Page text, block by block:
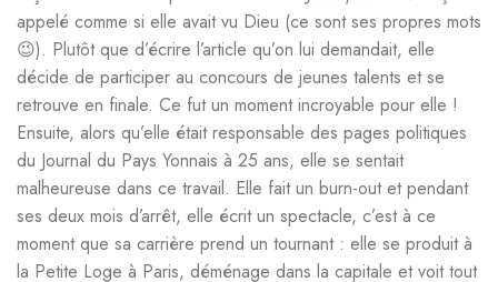
appelé comme si elle avait vu Dieu (ce sont ses propres mots
😉). Plutôt que d’écrire l’article qu’on lui demandait, elle
décide de participer au concours de jeunes talents et se
retrouve en finale. Ce fut un moment incroyable pour elle !
Ensuite, alors qu’elle était responsable des pages politiques
du Journal du Pays Yonnais à 25 ans, elle se sentait
malheureuse dans ce travail. Elle fait un burn-out et pendant
ses deux mois d’arrêt, elle écrit un spectacle, c’est à ce
moment que sa carrière prend un tournant : elle se produit à
la Petite Loge à Paris, déménage dans la capitale et voit tout